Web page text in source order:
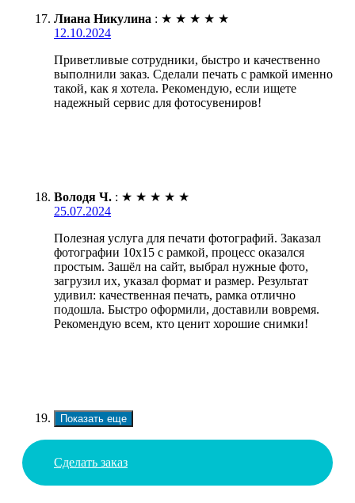
Лиана Никулина : ★ ★ ★ ★ ★
12.10.2024
Приветливые сотрудники, быстро и качественно
выполнили заказ. Сделали печать с рамкой именно
такой, как я хотела. Рекомендую, если ищете
надежный сервис для фотосувениров!
Володя Ч. : ★ ★ ★ ★ ★
25.07.2024
Полезная услуга для печати фотографий. Заказал
фотографии 10х15 с рамкой, процесс оказался
простым. Зашёл на сайт, выбрал нужные фото,
загрузил их, указал формат и размер. Результат
удивил: качественная печать, рамка отлично
подошла. Быстро оформили, доставили вовремя.
Рекомендую всем, кто ценит хорошие снимки!
Показать еще
Сделать заказ